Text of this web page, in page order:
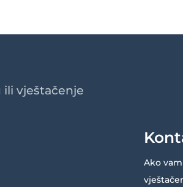
vještačenje
Ako